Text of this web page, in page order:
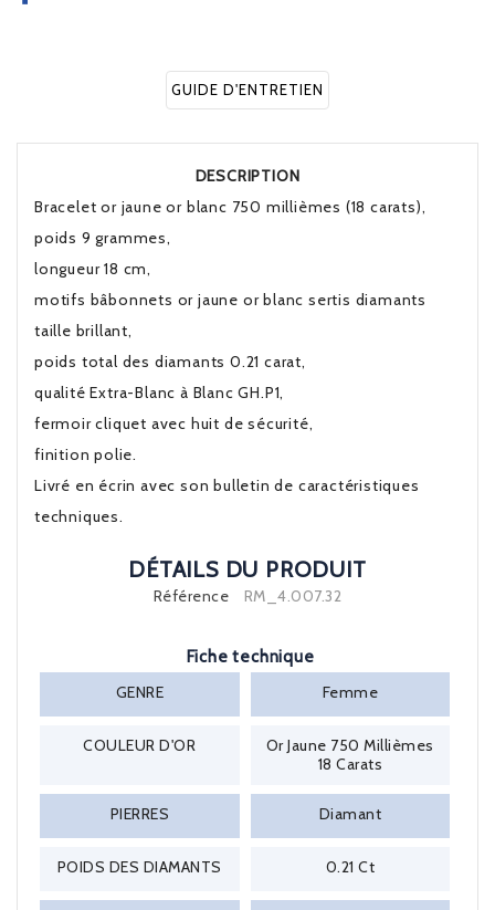
GUIDE D'ENTRETIEN
DESCRIPTION
Bracelet or jaune or blanc 750 millièmes (18 carats),
poids 9 grammes,
longueur 18 cm,
motifs bâbonnets or jaune or blanc sertis diamants
taille brillant,
poids total des diamants 0.21 carat,
qualité Extra-Blanc à Blanc GH.P1,
fermoir cliquet avec huit de sécurité,
finition polie.
Livré en écrin avec son bulletin de caractéristiques
techniques.
DÉTAILS DU PRODUIT
Référence RM_4.007.32
Fiche technique
GENRE
Femme
COULEUR D'OR
Or Jaune 750 Millièmes
18 Carats
PIERRES Diamant
POIDS DES DIAMANTS 0.21 Ct